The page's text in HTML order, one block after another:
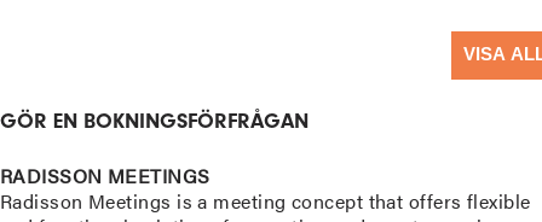
VISA
GÖR EN BOKNINGSFÖRFRÅGAN
RADISSON MEETINGS
Radisson Meetings is a meeting concept that offers flexible